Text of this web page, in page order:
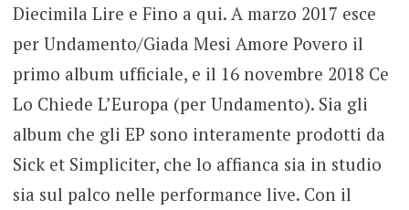
Diecimila Lire e Fino a qui. A marzo 2017 esce
per Undamento/Giada Mesi Amore Povero il
primo album ufficiale, e il 16 novembre 2018 Ce
Lo Chiede L’Europa (per Undamento). Sia gli
album che gli EP sono interamente prodotti da
Sick et Simpliciter, che lo affianca sia in studio
sia sul palco nelle performance live. Con il